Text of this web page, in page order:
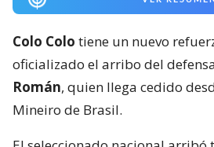
Colo Colo tiene un nuevo
oficializado el arribo del
Román, quien llega cedido
Mineiro de Brasil.